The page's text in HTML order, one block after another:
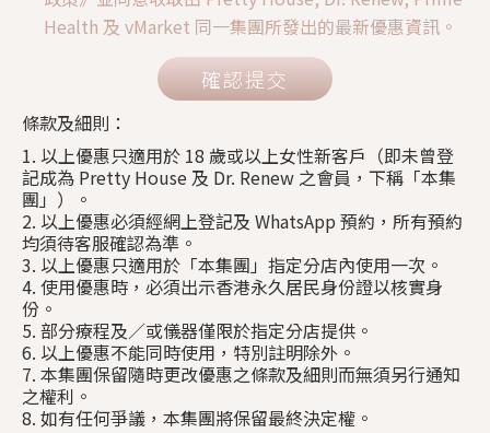
Health 及 vMarket 同一集團所發出的最新優惠資訊。
確認提交
條款及細則：
1. 以上優惠只適用於 18 歲或以上女性新客戶（即未曾登
記成為 Pretty House 及 Dr. Renew 之會員，下稱「本集
團」）。
2. 以上優惠必須經網上登記及 WhatsApp 預約，所有預約
均須待客服確認為準。
3. 以上優惠只適用於「本集團」指定分店內使用一次。
4. 使用優惠時，必須出示香港永久居民身份證以核實身
份。
5. 部分療程及／或儀器僅限於指定分店提供。
6. 以上優惠不能同時使用，特別註明除外。
7. 本集團保留隨時更改優惠之條款及細則而無須另行通知
之權利。
8. 如有任何爭議，本集團將保留最終決定權。